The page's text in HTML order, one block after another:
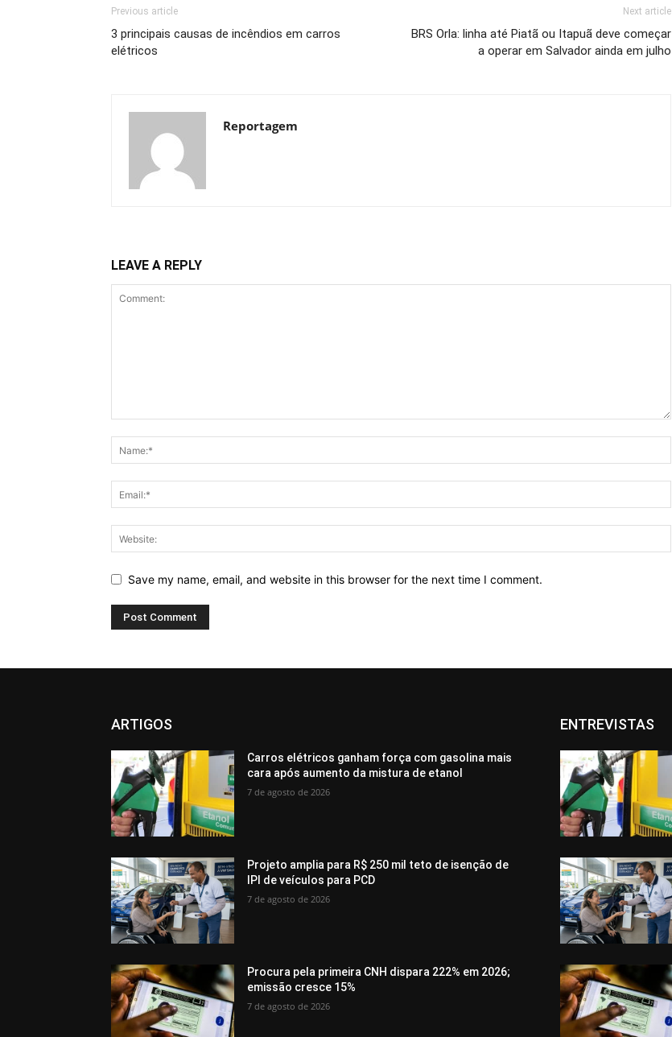
Previous article
3 principais causas de incêndios em carros
elétricos
Next article
BRS Orla: linha até Piatã ou Itapuã deve começar
a operar em Salvador ainda em julho
Reportagem
LEAVE A REPLY
Save my name, email, and website in this browser for the next time I comment.
ARTIGOS
Carros elétricos ganham força com gasolina mais
cara após aumento da mistura de etanol
7 de agosto de 2026
Projeto amplia para R$ 250 mil teto de isenção de
IPI de veículos para PCD
7 de agosto de 2026
Procura pela primeira CNH dispara 222% em 2026;
emissão cresce 15%
7 de agosto de 2026
ENTREVISTAS